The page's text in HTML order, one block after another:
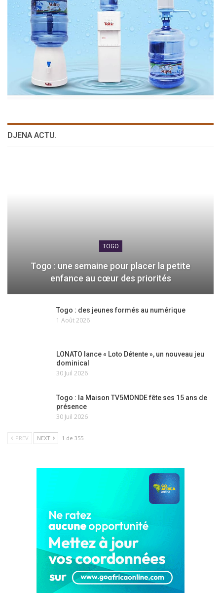
DJENA ACTU.
TOGO
Togo : une semaine pour placer la petite
enfance au cœur des priorités
Togo : des jeunes formés au numérique
1 Août 2026
LONATO lance « Loto Détente », un nouveau jeu
dominical
30 Juil 2026
Togo : la Maison TV5MONDE fête ses 15 ans de
présence
30 Juil 2026
PREV NEXT 1 de 355